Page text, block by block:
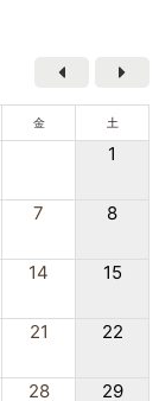
金 土
1
7 8
14 15
21 22
28 29